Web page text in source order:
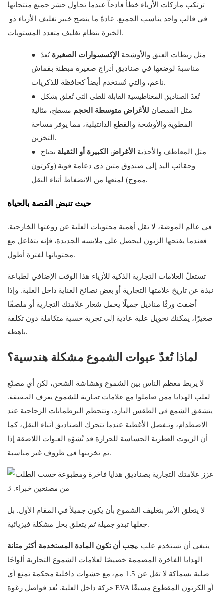
ترتكب ماركات الأزياء خطأً فادحاً عندما تحاول حشر جميع منتجاتها
في قالب واحد يناسب الجميع. عادةً ما ينصح خبير تغليف الأزياء ذو ​​
الخبرة بنظام تغليف متعدد المستويات.
● تُعدّ الإكسسوارات الصغيرة
مثل ربطات العنق والأوشحة
مناسبةً لوضعها في صناديق أدراج صغيرة مبطنة بقماش
ناعم، والتي تُستخدم أيضاً كحافظة للذكريات.
●
للأغراض متوسطة الحجم مثل القمصان
المطوية والأوشحة والقطع الدانتيلية، مما يوفر مساحة
التخزين.
●
الأغراض الكبيرة أو الثقيلة
مثل المعاطف والأحذية
وحقائب اليد إلى صندوق متين ذي دعامة قوية (وكرتون
مموج) لمنعها من الانضغاط أثناء النقل.
حيث تنبض القصة بالحياة
في عالم الموضة، لا تقل أهمية محتويات العلبة عن روعتها الخارجية.
فعندما يفتحها الزبون ليحصل على ملابسه الجديدة، فإنه يتفاعل مع
محتوياتها لفترة أطول.
تستغلّ العلامات التجارية الذكية للأزياء هذا الوقت الإضافي لطباعة
نبذة عن تاريخ علامتها التجارية أو بعض نصائح العناية داخل العلبة. وإذا
أضفتَ ورقًا مناديل جميلًا يحمل شعار علامتك التجارية أو ملصقًا
صغيرًا، يمكنك تحويل علبة عادية إلى تجربة حسية متكاملة دون تكلفة
باهظة.
لماذا تُعدّ عبوات الشموع مشكلة هندسية؟
لا يربط معظم الناس بين الشموع وهشاشة الشحن، لكن أي مصنّع
لعلب الهدايا ممن تعاملوا مع علامات تجارية للشموع يعرف الحقيقة.
يتشقق الشمع في الطقس البارد، وتتحطم البرطمانات الزجاجية عند
الاصطدام، وتنفصل الأغطية عندما تتحرك الصناديق أثناء النقل، كما
أن الزيوت العطرية الحساسة للحرارة قد تُشوّه العبوات اللاصقة إذا
تم تخزينها في ظروف غير مناسبة.
لا يتعلق الأمر بتغليف الشموع بأن يكون جميلاً في المقام الأول. بل
يتعلق بحل مشكلة فيزيائية ثم جعلها تبدو جميلة.
يجب أن تكون المادة المستخدمة أكثر متانة. ينبغي أن تستخدم علب
الهدايا الفاخرة المصممة خصيصًا لعلامات الشموع التجارية ألواحًا
صلبة بسماكة لا تقل عن 1.5 مم، مع حشوات داخلية محكمة تمنع أي
حركة داخل العلبة. تُعد فواصل رغوة EVA أو الكرتون المقطوع مسبقًا